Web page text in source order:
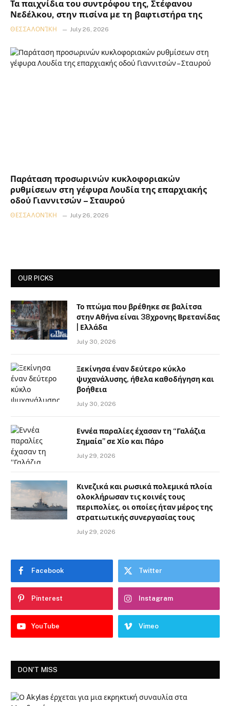
Τα παιχνίδια του συντρόφου της, Στέφανου
Νεδέλκου, στην πισίνα με τη βαφτιστήρα της
ΘΕΣΣΑΛΟΝΊΚΗ July 26, 2026
Παράταση προσωρινών κυκλοφοριακών
ρυθμίσεων στη γέφυρα Λουδία της επαρχιακής
οδού Γιαννιτσών – Σταυρού
ΘΕΣΣΑΛΟΝΊΚΗ July 26, 2026
OUR PICKS
Το πτώμα που βρέθηκε σε βαλίτσα
στην Αθήνα είναι 38χρονης Βρετανίδας
| Ελλάδα
July 30, 2026
Ξεκίνησα έναν δεύτερο κύκλο
ψυχανάλυσης, ήθελα καθοδήγηση και
βοήθεια
July 30, 2026
Εννέα παραλίες έχασαν τη “Γαλάζια
Σημαία” σε Χίο και Πάρο
July 29, 2026
Κινεζικά και ρωσικά πολεμικά πλοία
ολοκλήρωσαν τις κοινές τους
περιπολίες, οι οποίες ήταν μέρος της
στρατιωτικής συνεργασίας τους
July 29, 2026
Facebook Twitter
Pinterest Instagram
YouTube Vimeo
DON'T MISS